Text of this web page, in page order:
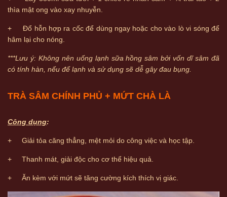
thìa mật ong vào xay nhuyễn.
+ Đổ hỗn hợp ra cốc để dùng ngay hoặc cho vào lò vi sóng để
hâm lại cho nóng.
***Lưu ý: Không nên uống lạnh sữa hồng sâm bởi vốn dĩ sâm đã
có tính hàn, nếu để lạnh và sử dụng sẽ dễ gây đau bụng.
TRÀ SÂM CHÍNH PHỦ + MỨT CHÀ LÀ
Công dụng:
+ Giải tỏa căng thẳng, mệt mỏi do công việc và học tập.
+ Thanh mát, giải độc cho cơ thể hiệu quả.
+ Ăn kèm với mứt sẽ tăng cường kích thích vị giác.